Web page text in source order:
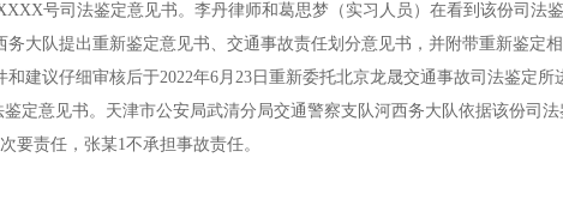
号司法鉴定意见书。李丹律师和葛思梦（实习人员）在看到该份司法
大队提出重新鉴定意见书、交通事故责任划分意见书，并附带重新鉴定
建议仔细审核后于2022年6月23日重新委托北京龙晟交通事故司法鉴定所
定意见书。天津市公安局武清分局交通警察支队河西务大队依据该份司
次要责任，张某1不承担事故责任。